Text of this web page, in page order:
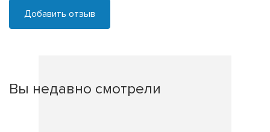
Добавить отзыв
Вы недавно смотрели